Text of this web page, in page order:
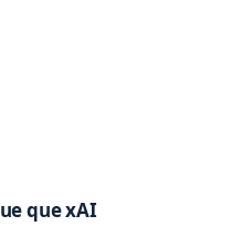
que xAI